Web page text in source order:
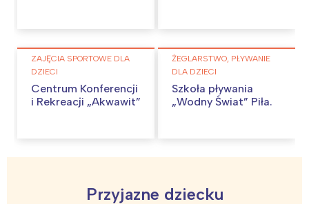
ZAJĘCIA SPORTOWE DLA
DZIECI
Centrum Konferencji
i Rekreacji „Akwawit”
ŻEGLARSTWO, PŁYWANIE
DLA DZIECI
Szkoła pływania
„Wodny Świat” Piła.
Przyjazne dziecku